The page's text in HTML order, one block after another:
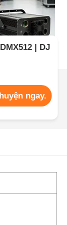
| DJ
ngay.